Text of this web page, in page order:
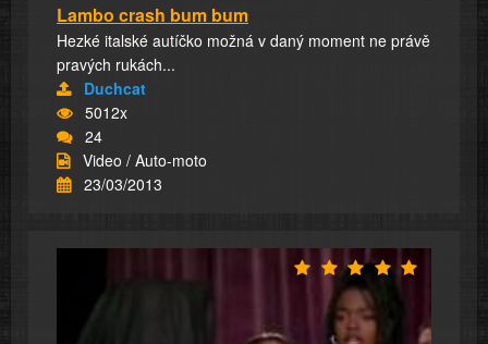
Lambo crash bum bum
Hezké italské autíčko možná v daný moment ne právě
pravých rukách...
Duchcat
5012x
24
Video / Auto-moto
23/03/2013